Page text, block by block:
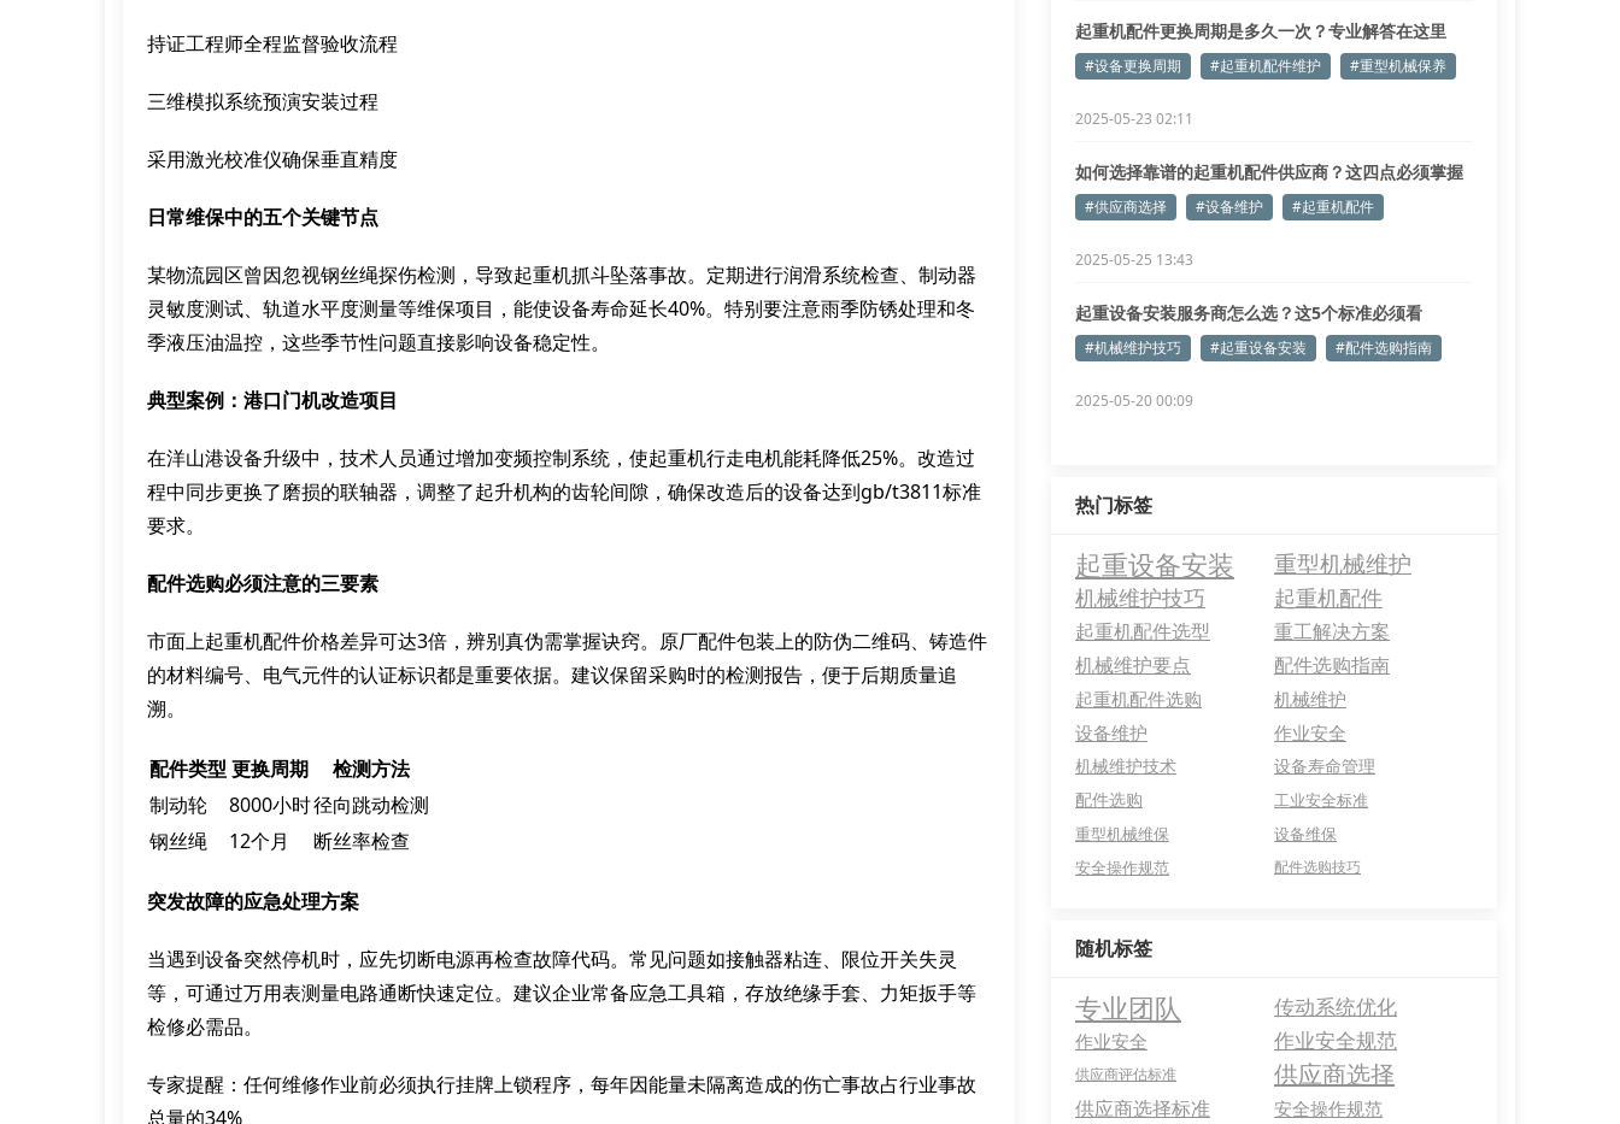
持证工程师全程监督验收流程
三维模拟系统预演安装过程
采用激光校准仪确保垂直精度
日常维保中的五个关键节点
某物流园区曾因忽视钢丝绳探伤检测，导致起重机抓斗坠落事故。定期进行润滑系统检查、制动器
灵敏度测试、轨道水平度测量等维保项目，能使设备寿命延长40%。特别要注意雨季防锈处理和冬
季液压油温控，这些季节性问题直接影响设备稳定性。
典型案例：港口门机改造项目
在洋山港设备升级中，技术人员通过增加变频控制系统，使起重机行走电机能耗降低25%。改造过
程中同步更换了磨损的联轴器，调整了起升机构的齿轮间隙，确保改造后的设备达到gb/t3811标准
要求。
配件选购必须注意的三要素
市面上起重机配件价格差异可达3倍，辨别真伪需掌握诀窍。原厂配件包装上的防伪二维码、铸造件
的材料编号、电气元件的认证标识都是重要依据。建议保留采购时的检测报告，便于后期质量追
溯。
配件类型 更换周期
检测方法
制动轮
8000小时径向跳动检测
钢丝绳
12个月 断丝率检查
突发故障的应急处理方案
当遇到设备突然停机时，应先切断电源再检查故障代码。常见问题如接触器粘连、限位开关失灵
等，可通过万用表测量电路通断快速定位。建议企业常备应急工具箱，存放绝缘手套、力矩扳手等
检修必需品。
专家提醒：任何维修作业前必须执行挂牌上锁程序，每年因能量未隔离造成的伤亡事故占行业事故
总量的34%
起重机配件更换周期是多久一次？专业解答在这里
#设备更换周期 #起重机配件维护 #重型机械保养
2025-05-23 02:11
如何选择靠谱的起重机配件供应商？这四点必须掌握
#供应商选择 #设备维护 #起重机配件
2025-05-25 13:43
起重设备安装服务商怎么选？这5个标准必须看
#机械维护技巧 #起重设备安装 #配件选购指南
2025-05-20 00:09
热门标签
起重设备安装
重型机械维护
机械维护技巧
起重机配件
起重机配件选型
重工解决方案
机械维护要点
配件选购指南
起重机配件选购
机械维护
设备维护
作业安全
机械维护技术
设备寿命管理
配件选购
工业安全标准
重型机械维保
设备维保
安全操作规范
配件选购技巧
随机标签
专业团队 传动系统优化
作业安全 作业安全规范
供应商评估标准 供应商选择
供应商选择标准 安全操作规范